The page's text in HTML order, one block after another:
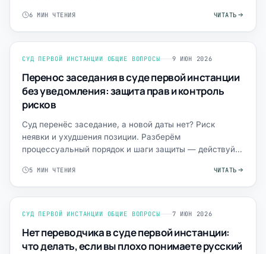
6 МИН ЧТЕНИЯ ЧИТАТЬ
СУД ПЕРВОЙ ИНСТАНЦИИ ОБЩИЕ ВОПРОСЫ 9 ИЮН 2026
Перенос заседания в суде первой инстанции
без уведомления: защита прав и контроль
рисков
Суд перенёс заседание, а новой даты нет? Риск
неявки и ухудшения позиции. Разберём
процессуальный порядок и шаги защиты — действуйте
5 МИН ЧТЕНИЯ ЧИТАТЬ
СУД ПЕРВОЙ ИНСТАНЦИИ ОБЩИЕ ВОПРОСЫ 7 ИЮН 2026
Нет переводчика в суде первой инстанции:
что делать, если вы плохо понимаете русский